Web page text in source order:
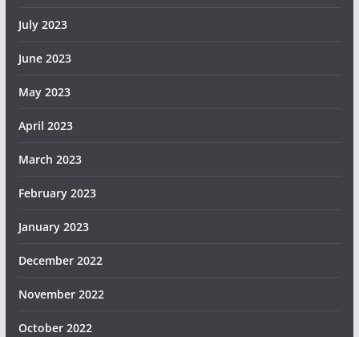
July 2023
June 2023
May 2023
April 2023
March 2023
February 2023
January 2023
December 2022
November 2022
October 2022